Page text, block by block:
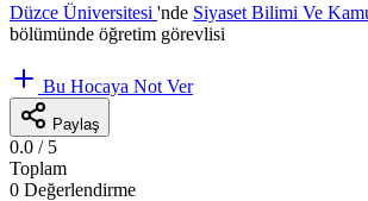
Düzce Üniversitesi 'nde Siyaset Bilimi Ve
bölümünde öğretim görevlisi
Bu Hocaya Not Ver
Paylaş
0.0 / 5
Toplam
0 Değerlendirme